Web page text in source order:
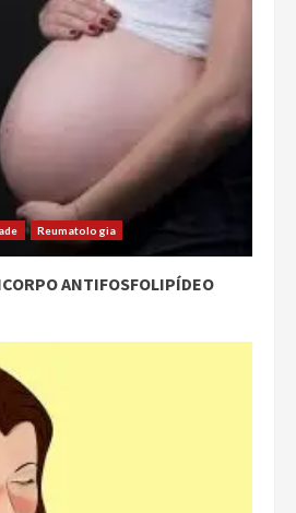
Reumatologia
ANTIFOSFOLIPÍDEO